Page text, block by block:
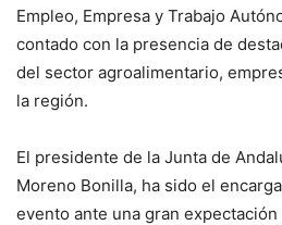
Empleo, Empresa y Trabajo
contado con la presencia de
del sector agroalimentario,
la región.
El presidente de la Junta de
Moreno Bonilla, ha sido el
evento ante una gran